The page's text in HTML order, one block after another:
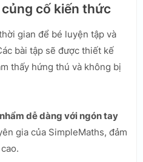
cố kiến thức
gian để bé luyện tập và
bài tập sẽ được thiết kế
thấy hứng thú và không bị
dễ dàng với ngón tay
gia của SimpleMaths, đảm